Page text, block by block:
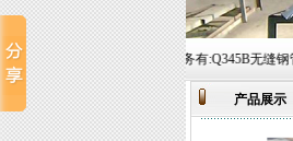
公司欢迎您的到来!主营业务有:Q345B无缝钢管
产品展示